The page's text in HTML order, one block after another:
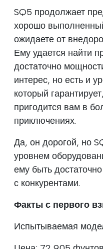
SQ5 продолжает
хорошо
ожидаете от
Ему удается найти
достаточно
интерес, но есть и
который
пригодится вам в
приключениях.
Да, он дорогой, но
уровнем
ему быть
с конкурентами.
Факты с первого
Испытываемая